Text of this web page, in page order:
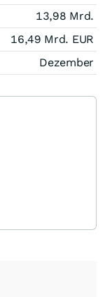
13,98 Mrd.
16,49 Mrd. EUR
Dezember